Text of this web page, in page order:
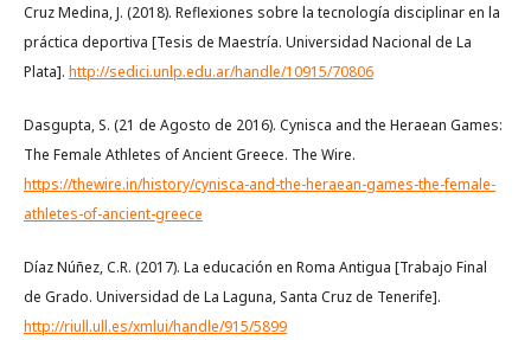
Cruz Medina, J. (2018). Reflexiones sobre la tecnología disciplinar en la
práctica deportiva [Tesis de Maestría. Universidad Nacional de La
Plata]. http://sedici.unlp.edu.ar/handle/10915/70806
Dasgupta, S. (21 de Agosto de 2016). Cynisca and the Heraean Games:
The Female Athletes of Ancient Greece. The Wire.
https://thewire.in/history/cynisca-and-the-heraean-games-the-female-
athletes-of-ancient-greece
Díaz Núñez, C.R. (2017). La educación en Roma Antigua [Trabajo Final
de Grado. Universidad de La Laguna, Santa Cruz de Tenerife].
http://riull.ull.es/xmlui/handle/915/5899